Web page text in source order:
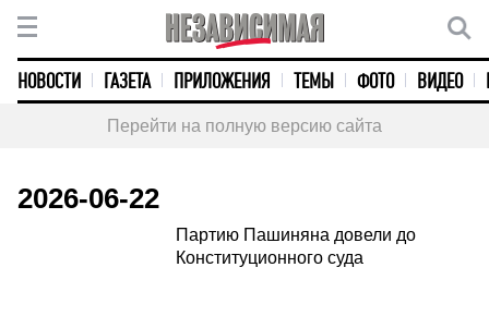
НОВОСТИ ГАЗЕТА ПРИЛОЖЕНИЯ ТЕМЫ ФОТО ВИДЕО
Перейти на полную версию сайта
2026-06-22
Партию Пашиняна довели до
Конституционного суда